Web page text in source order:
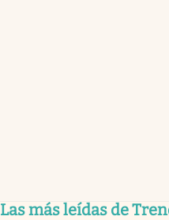
Las más leídas de